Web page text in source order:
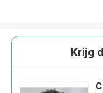
Krijg